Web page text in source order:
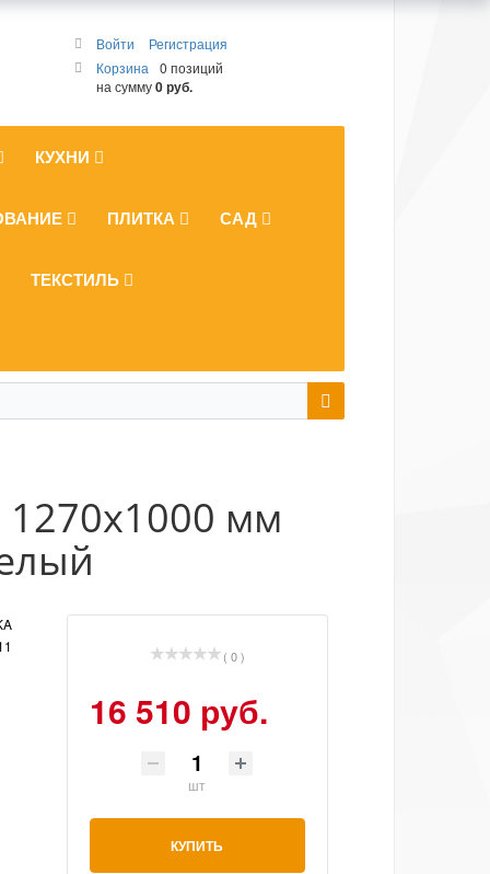
Войти
Регистрация
Корзина
0 позиций
на сумму0 руб.
КУХНИ
ПЛИТКА САД
ТЕКСТИЛЬ
1270x1000 мм
( 0 )
16 510 руб.
шт
КУПИТЬ